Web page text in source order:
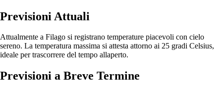
Previsioni Attuali
Attualmente a Filago si registrano temperature piacevoli con cielo
sereno. La temperatura massima si attesta attorno ai 25 gradi Celsius,
ideale per trascorrere del tempo allaperto.
Previsioni a Breve Termine